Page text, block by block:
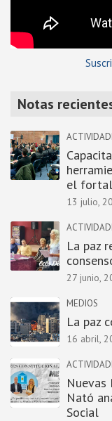
Notas
el
13 julio,
La paz
27 junio,
MEDIOS
La paz
16 abril,
Nuevas
Nató
Social